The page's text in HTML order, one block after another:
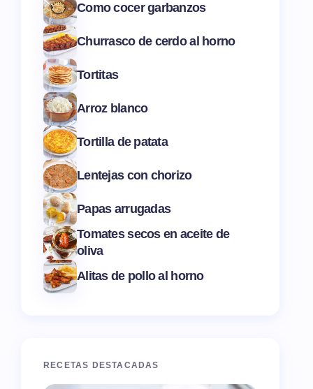
Como cocer garbanzos
Churrasco de cerdo al horno
Tortitas
Arroz blanco
Tortilla de patata
Lentejas con chorizo
Papas arrugadas
Tomates secos en aceite de
oliva
Alitas de pollo al horno
RECETAS DESTACADAS